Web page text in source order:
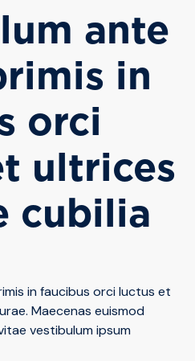
ante
in
orci
ultrices
cubilia
in faucibus orci luctus et
Maecenas euismod
vestibulum ipsum